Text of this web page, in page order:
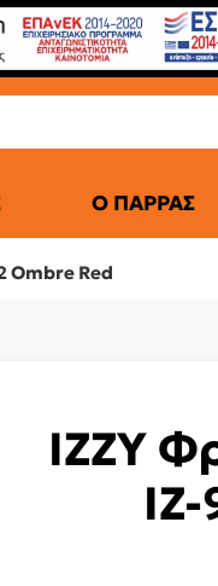
Ο ΠΑΡΡΆΣ
Ombre Red
IZZY
IZ-